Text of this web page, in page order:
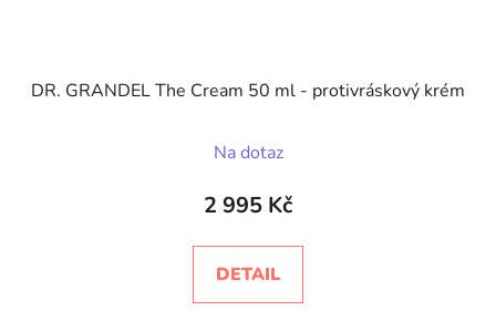
DR. GRANDEL The Cream 50 ml - protivráskový krém
Na dotaz
2 995 Kč
DETAIL